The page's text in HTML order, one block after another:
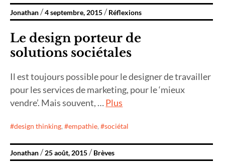
Jonathan 4 septembre, 2015 Réflexions
Le design porteur de
solutions sociétales
Il est toujours possible pour le designer de travailler
pour les services de marketing, pour le ‘mieux
vendre’. Mais souvent, …Plus
design thinking, empathie, sociétal
Jonathan 25 août, 2015 Brèves